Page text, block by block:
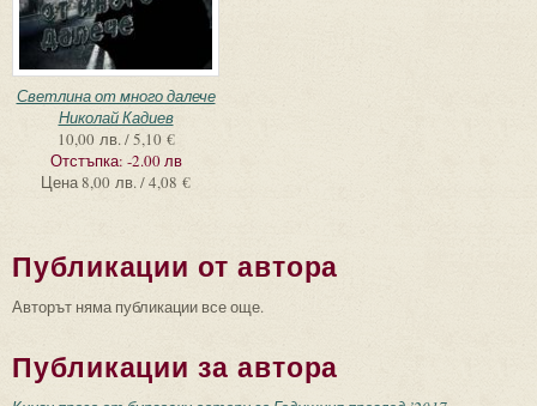
Светлина от много далече
Николай Кадиев
10,00 лв. / 5,10 €
Отстъпка: -2.00 лв
Цена8,00 лв. / 4,08 €
Публикации от автора
Авторът няма публикации все още.
Публикации за автора